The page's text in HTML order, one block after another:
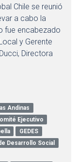
Chile se reunió
a cabo la
fue encabezado
y Gerente
Directora
Andinas
Ejecutivo
GEDES
Desarrollo Social